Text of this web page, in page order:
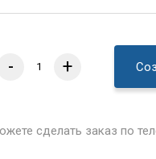
- +
сделать заказ по